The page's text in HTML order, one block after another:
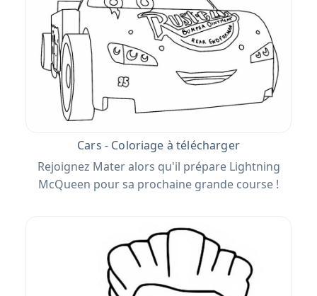
Cars - Coloriage à télécharger
Rejoignez Mater alors qu'il prépare Lightning
McQueen pour sa prochaine grande course !